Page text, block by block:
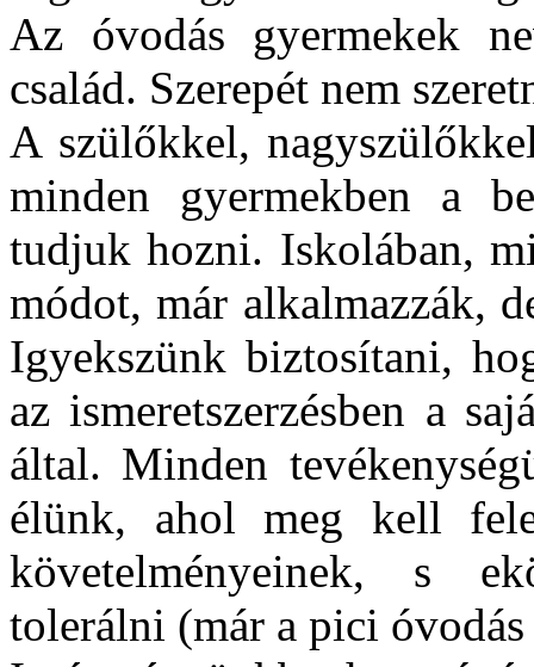
Az óvodás gyermekek
család. Szerepét nem
A szülőkkel,
minden gyermekben a
tudjuk hozni. Iskolában,
módot, már alkalmazzák,
Igyekszünk biztosítani,
az ismeretszerzésben a
által. Minden
élünk, ahol meg kell
követelményeinek, s
tolerálni (már a pici